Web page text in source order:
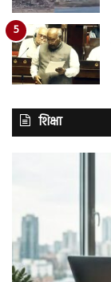
शिक्षा